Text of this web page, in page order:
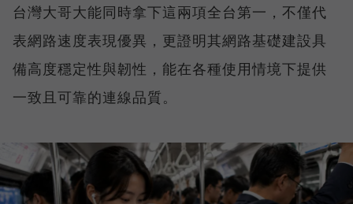
台灣大哥大能同時拿下這兩項全台第一，不僅代
表網路速度表現優異，更證明其網路基礎建設具
備高度穩定性與韌性，能在各種使用情境下提供
一致且可靠的連線品質。